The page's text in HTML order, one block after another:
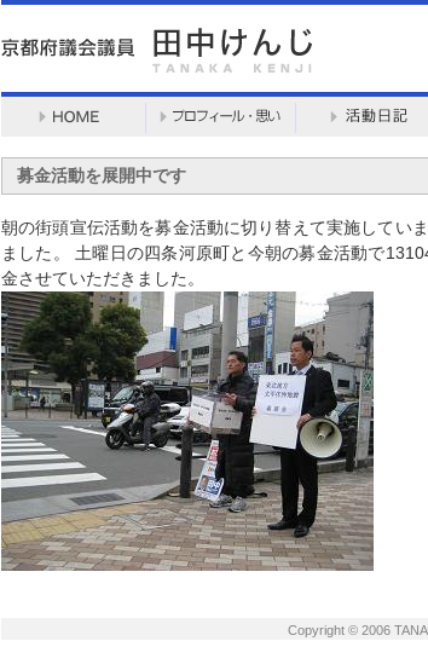
募金活動を展開中です
朝の街頭宣伝活動を募金活動に切り替えて実施してい
ました。 土曜日の四条河原町と今朝の募金活動で
金させていただきました。
Copyright © 2006